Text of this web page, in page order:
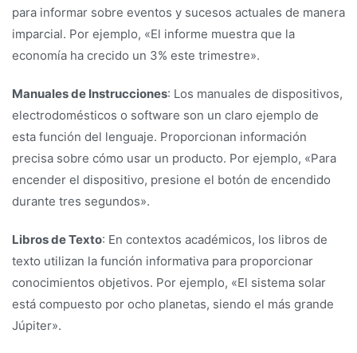
para informar sobre eventos y sucesos actuales de manera
imparcial. Por ejemplo, «El informe muestra que la
economía ha crecido un 3% este trimestre».
Manuales de Instrucciones: Los manuales de dispositivos,
electrodomésticos o software son un claro ejemplo de
esta función del lenguaje. Proporcionan información
precisa sobre cómo usar un producto. Por ejemplo, «Para
encender el dispositivo, presione el botón de encendido
durante tres segundos».
Libros de Texto: En contextos académicos, los libros de
texto utilizan la función informativa para proporcionar
conocimientos objetivos. Por ejemplo, «El sistema solar
está compuesto por ocho planetas, siendo el más grande
Júpiter».